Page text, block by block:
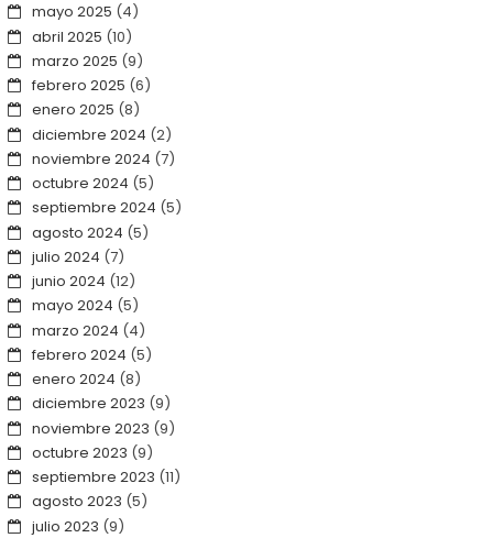
mayo 2025 (4)
abril 2025 (10)
marzo 2025 (9)
febrero 2025 (6)
enero 2025 (8)
diciembre 2024 (2)
noviembre 2024 (7)
octubre 2024 (5)
septiembre 2024 (5)
agosto 2024 (5)
julio 2024 (7)
junio 2024 (12)
mayo 2024 (5)
marzo 2024 (4)
febrero 2024 (5)
enero 2024 (8)
diciembre 2023 (9)
noviembre 2023 (9)
octubre 2023 (9)
septiembre 2023 (11)
agosto 2023 (5)
julio 2023 (9)